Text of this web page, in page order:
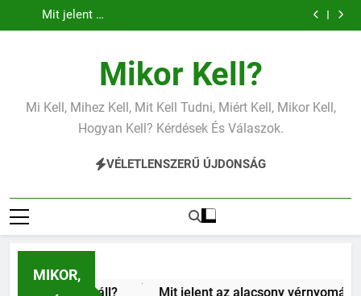
a
Mit jelent az alacsony vas?
Mit jelent az alacsony vérnyomás?
Mit jelent a magas vérnyomás?
Mit jelent az alacsony vas?
Miért fáj a váll?
Mit jelent az alacsony vérnyomás?
Mikor Kell?
Mi Kell, Mihez Kell, Mit Kell Tudni, Miért Kell, Mikor Kell,
Hogyan Kell? Kérdések És Válaszok.
VÉLETLENSZERŰ ÚJDONSÁG
MIKOR,
fáj a váll? Mit jelent az alacsony vérnyomás?